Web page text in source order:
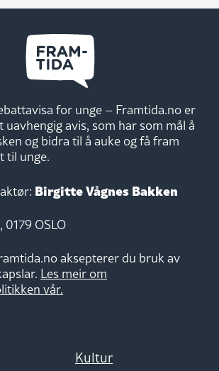
for unge – Framtida.no er
uavhengig avis, som har som mål å
og bidra til å auke og få fram
til unge.
Birgitte Vågnes Bakken
OSLO
aksepterer du bruk av
Les meir om
vår.
Kultur